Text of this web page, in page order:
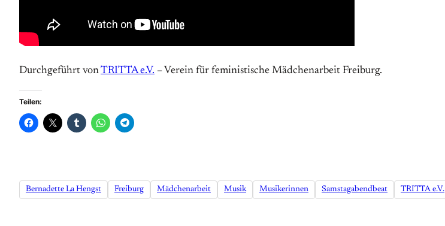
Durchgeführt vonTRITTA e.V. – Verein für feministische Mädchenarbeit Freiburg.
Teilen:
Bernadette La Hengst Freiburg Mädchenarbeit Musik Musikerinnen Samstagabendbeat TRITTA e.V.